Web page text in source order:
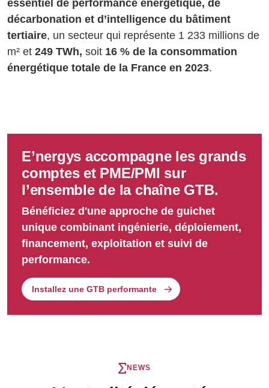
essentiel de performance énergétique, de
décarbonation et d’intelligence du bâtiment
tertiaire, un secteur qui représente 1 233 millions de
m² et 249 TWh, soit 16 % de la consommation
énergétique totale de la France en 2023.
E’nergys accompagne les grands
comptes et PME/PMI sur
l’ensemble de la chaîne GTB.
Bénéficiez d'une approche de guichet
unique combinant ingénierie, déploiement,
financement, exploitation et suivi de
performance.
Installez une GTB performante
NEWS